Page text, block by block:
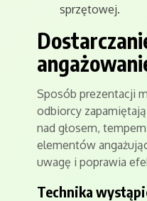
sprzętowej.
Sposób prezentacji
odbiorcy
nad głosem,
elementów
uwagę i poprawia
Technika